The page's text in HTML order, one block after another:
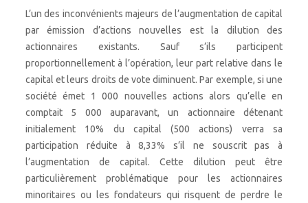
L’un des inconvénients majeurs de l’augmentation de capital
par émission d’actions nouvelles est la dilution des
actionnaires existants. Sauf s’ils participent
proportionnellement à l’opération, leur part relative dans le
capital et leurs droits de vote diminuent. Par exemple, si une
société émet 1 000 nouvelles actions alors qu’elle en
comptait 5 000 auparavant, un actionnaire détenant
initialement 10% du capital (500 actions) verra sa
participation réduite à 8,33% s’il ne souscrit pas à
l’augmentation de capital. Cette dilution peut être
particulièrement problématique pour les actionnaires
minoritaires ou les fondateurs qui risquent de perdre le